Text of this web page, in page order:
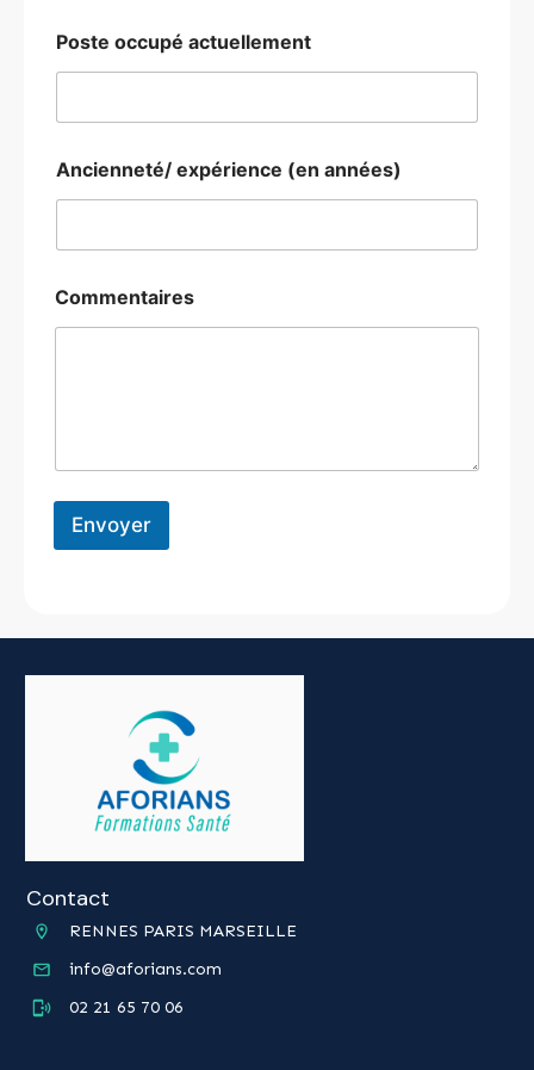
Poste occupé actuellement
Ancienneté/ expérience (en années)
Commentaires
Envoyer
Contact
RENNES PARIS MARSEILLE
info@aforians.com
02 21 65 70 06